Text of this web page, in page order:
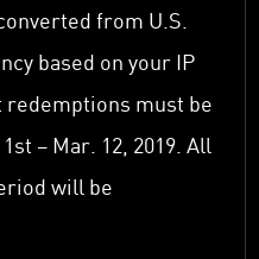
from U.S.
based on your IP
redemptions must be
– Mar. 12, 2019. All
will be